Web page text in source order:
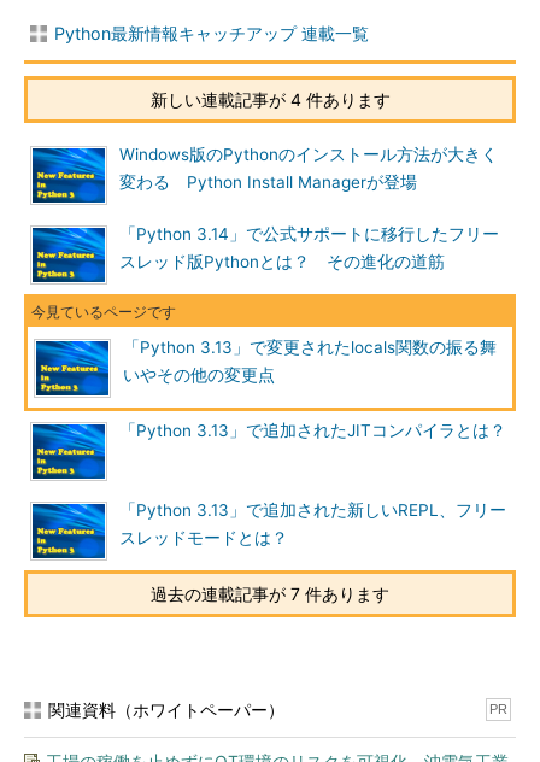
Python最新情報キャッチアップ 連載一覧
新しい連載記事が 4 件あります
Windows版のPythonのインストール方法が大きく
変わる Python Install Managerが登場
「Python 3.14」で公式サポートに移行したフリー
スレッド版Pythonとは？ その進化の道筋
「Python 3.13」で変更されたlocals関数の振る舞
いやその他の変更点
「Python 3.13」で追加されたJITコンパイラとは？
「Python 3.13」で追加された新しいREPL、フリー
スレッドモードとは？
過去の連載記事が 7 件あります
関連資料（ホワイトペーパー） PR